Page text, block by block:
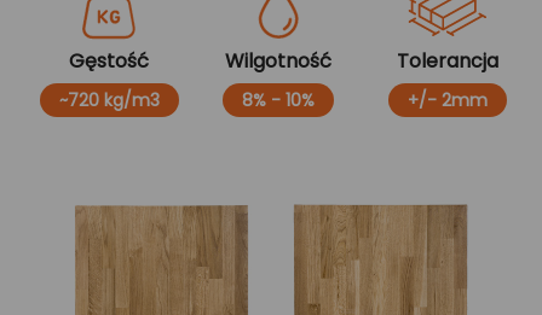
Gęstość
~720 kg/m3
Wilgotność
8% - 10%
Tolerancja
+/- 2mm